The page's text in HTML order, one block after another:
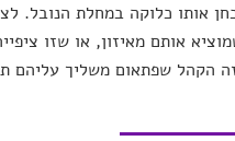
אותו כלוקה במחלת הנובל.
אותם מאיזון, או שזו
הקהל שפתאום משליך עליהם